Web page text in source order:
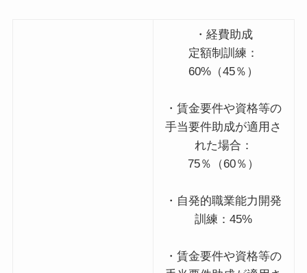
・経費助成
定額制訓練：
60%（45％）
・賃金要件や資格等の
手当要件助成が適用さ
れた場合：
75％（60％）
・自発的職業能力開発
訓練：45%
・賃金要件や資格等の